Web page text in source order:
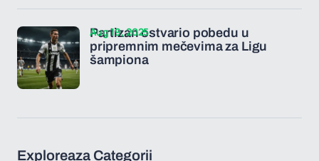
Partizan ostvario pobedu u
pripremnim mečevima za Ligu
šampiona
Aug 19, 2025
Exploreaza Categorii